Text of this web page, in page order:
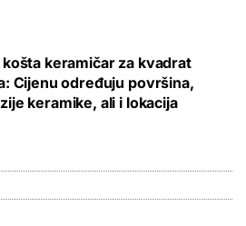
košta keramičar za kvadrat
Cijenu određuju površina,
keramike, ali i lokacija